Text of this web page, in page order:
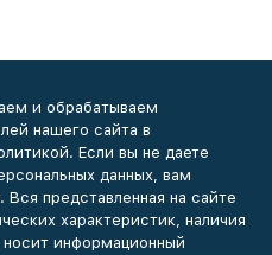
и обрабатываем
нашего сайта в
Если вы не даете
данных, вам
представленная на сайте
характеристик, наличия
информационный